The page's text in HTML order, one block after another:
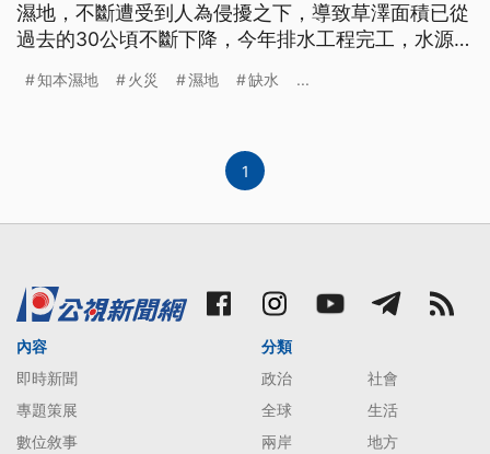
濕地，不斷遭受到人為侵擾之下，導致草澤面積已從
過去的30公頃不斷下降，今年排水工程完工，水源被
年來最嚴重的大火，燒毀這些生物的家園。 此外，
知本濕地 火災 濕地 缺水 ...
1
內容
即時新聞
專題策展
數位敘事
分類
政治
社會
全球
生活
兩岸
地方